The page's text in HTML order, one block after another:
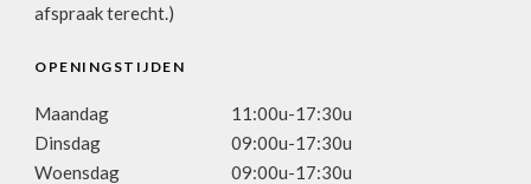
afspraak terecht.)
OPENINGSTIJDEN
Maandag
11:00u-17:30u
Dinsdag
09:00u-17:30u
Woensdag
09:00u-17:30u